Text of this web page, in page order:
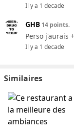
Il y a 1 decade
GHB 14 points.
Perso j'aurais
Il y a 1 decade
Similaires